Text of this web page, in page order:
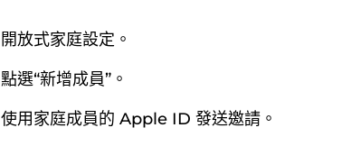
開放式家庭設定。
點選“新增成員”。
使用家庭成員的 Apple ID 發送邀請。